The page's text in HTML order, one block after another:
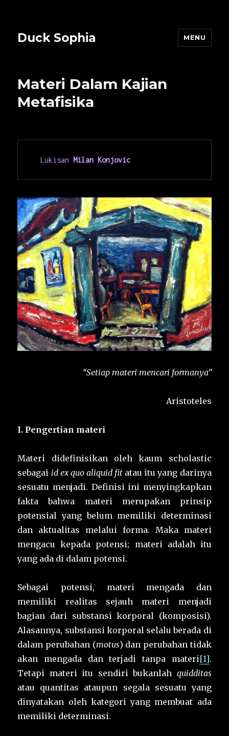
Duck Sophia MENU
Materi Dalam Kajian
Metafisika
Lukisan Milan Konjovic
“Setiap materi mencari formanya”
Aristoteles
I. Pengertian materi
Materi didefinisikan oleh kaum scholastic
sebagai id ex quo aliquid fit atau itu yang darinya
sesuatu menjadi. Definisi ini menyingkapkan
fakta bahwa materi merupakan prinsip
potensial yang belum memiliki determinasi
dan aktualitas melalui forma. Maka materi
mengacu kepada potensi; materi adalah itu
yang ada di dalam potensi.
Sebagai potensi, materi mengada dan
memiliki realitas sejauh materi menjadi
bagian dari substansi korporal (komposisi).
Alasannya, substansi korporal selalu berada di
dalam perubahan (motus) dan perubahan tidak
akan mengada dan terjadi tanpa materi[1].
Tetapi materi itu sendiri bukanlah quidditas
atau quantitas ataupun segala sesuatu yang
dinyatakan oleh kategori yang membuat ada
memiliki determinasi.